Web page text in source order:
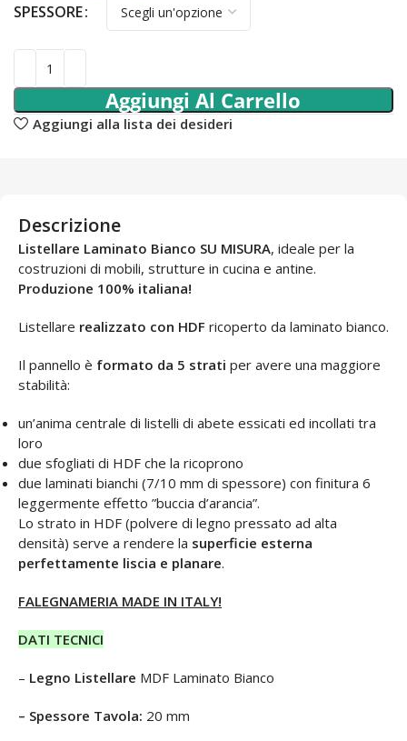
SPESSORE
Aggiungi Al Carrello
Aggiungi alla lista dei desideri
Descrizione
Listellare Laminato Bianco SU MISURA, ideale per la
costruzioni di mobili, strutture in cucina e antine.
Produzione 100% italiana!
Listellare realizzato con HDF ricoperto da laminato bianco.
Il pannello è formato da 5 strati per avere una maggiore
stabilità:
un’anima centrale di listelli di abete essicati ed incollati tra
loro
due sfogliati di HDF che la ricoprono
due laminati bianchi (7/10 mm di spessore) con finitura 6
leggermente effetto ”buccia d’arancia”.
Lo strato in HDF (polvere di legno pressato ad alta
densità) serve a rendere la superficie esterna
perfettamente liscia e planare.
FALEGNAMERIA MADE IN ITALY!
DATI TECNICI
– Legno Listellare MDF Laminato Bianco
– Spessore Tavola: 20 mm